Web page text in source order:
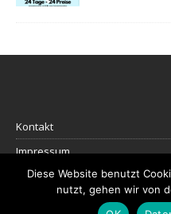
Kontakt
Impressum
Datenschutz
Diese Website benutzt
nutzt, gehen wir von